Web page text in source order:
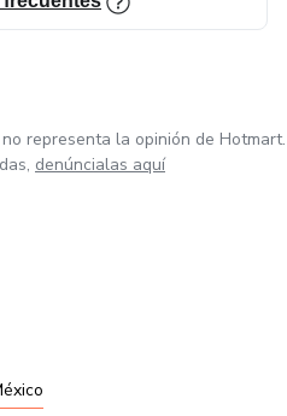
representa la opinión de Hotmart.
denúncialas aquí